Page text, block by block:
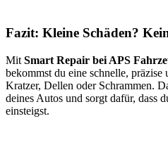
Fazit: Kleine Schäden?
Mit Smart Repair bei APS
bekommst du eine schnelle,
Kratzer, Dellen oder Schrammen.
deines Autos und sorgt dafür, dass
einsteigst.